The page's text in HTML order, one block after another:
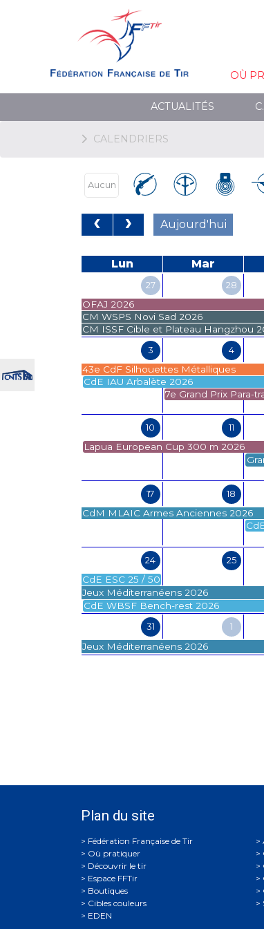
OÙ
ACTUALITÉS
CALENDRIERS
Aucun
Aujourd'hui
Lun Mar
27 28
OFAJ 2026
CM WSPS Novi Sad 2026
CM ISSF Cible et Plateau Hangzhou
3 4
43e CdF Silhouettes Métalliques
CdE IAU Arbalète 2026
7e Grand Prix Para-
10 11
Lapua European Cup 300 m 2026
17 18
CdM MLAIC Armes Anciennes 2026
24 25
CdE ESC 25 / 50 m U16-U18 2026
Jeux Méditerranéens 2026
CdE WBSF Bench-rest 2026
31 1
Jeux Méditerranéens 2026
Plan du site
Où pratiquer
Découvrir le tir
Espace FFTir
Boutiques
Cibles couleurs
EDEN